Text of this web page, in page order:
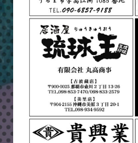
＆
ハ
ッ
ピ
ー
フ
ェ